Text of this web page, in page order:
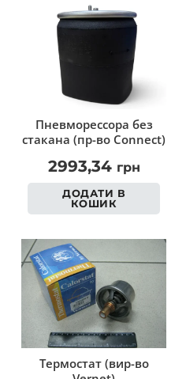
Пневморессора без
стакана (пр-во Connect)
2993,34 грн
ДОДАТИ В
КОШИК
Термостат (вир-во